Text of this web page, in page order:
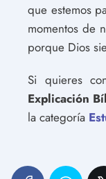
que estemos
momentos de
porque Dios
Si quieres
Explicación
la categoría